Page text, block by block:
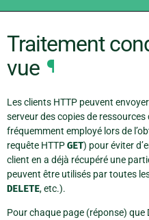
Traitement
vue ¶
Les clients HTTP peuvent
serveur des copies de ressources
fréquemment employé lors de
requête HTTPGET) pour éviter
client en a déjà récupéré une
peuvent être utilisés par toutes
DELETE, etc.).
Pour chaque page (réponse) que